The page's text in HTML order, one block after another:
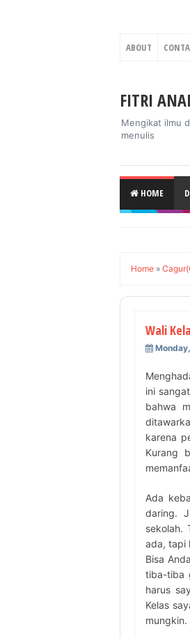
ABOUT
FITRI
Mengikat ilmu
menulis
HOME
Home »
Wali
ini
bahwa
karena
Kurang
Ada
daring.
sekolah.
ada, tapi
Bisa
tiba-tiba
harus
Kelas
mungkin.